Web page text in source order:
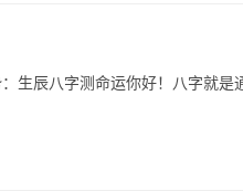
生辰八字测命运你好！八字就是